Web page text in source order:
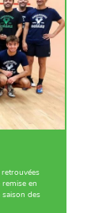
en
saison des
la saison »